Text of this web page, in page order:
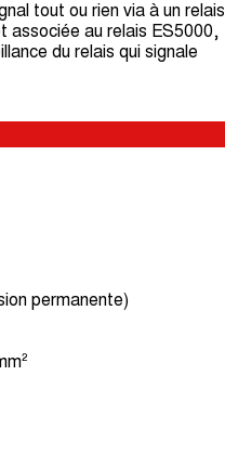
tout ou rien via à un relais
associée au relais ES5000,
du relais qui signale
permanente)